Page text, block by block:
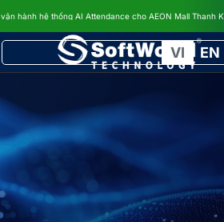
hành hệ thống AI Attendance cho AEON Mall Thanh
VI EN